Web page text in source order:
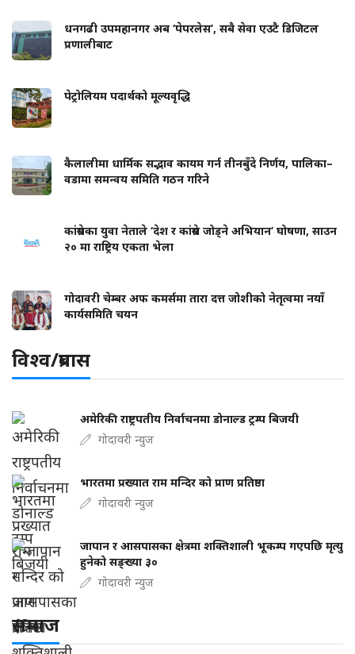
धनगढी उपमहानगर अब ‘पेपरलेस’, सबै सेवा एउटै डिजिटल
प्रणालीबाट
पेट्रोलियम पदार्थको मूल्यवृद्धि
कैलालीमा धार्मिक सद्भाव कायम गर्न तीनबुँदे निर्णय, पालिका–
वडामा समन्वय समिति गठन गरिने
कांग्रेसका युवा नेताले ‘देश र कांग्रेस जोड्ने अभियान’ घोषणा, साउन
२० मा राष्ट्रिय एकता भेला
गोदावरी चेम्बर अफ कमर्समा तारा दत्त जोशीको नेतृत्वमा नयाँ
कार्यसमिति चयन
विश्व/प्रबास
अमेरिकी राष्ट्रपतीय निर्वाचनमा डोनाल्ड ट्रम्प बिजयी
गोदावरी न्युज
भारतमा प्रख्यात राम मन्दिर को प्राण प्रतिष्ठा
गोदावरी न्युज
जापान र आसपासका क्षेत्रमा शक्तिशाली भूकम्प गएपछि मृत्यु
हुनेको सङ्ख्या ३०
गोदावरी न्युज
समाज